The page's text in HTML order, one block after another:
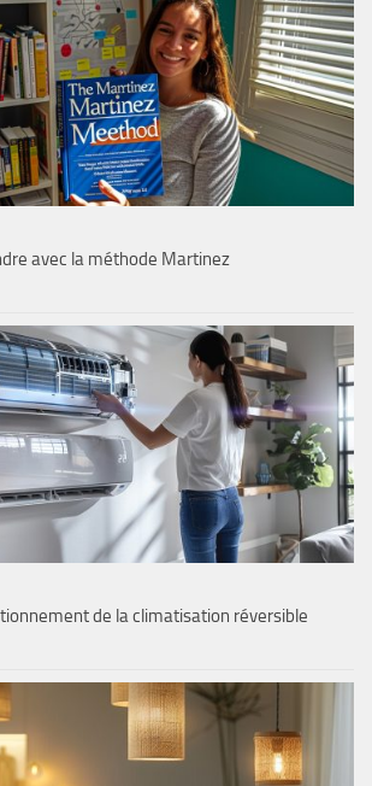
avec la méthode Martinez
de la climatisation réversible